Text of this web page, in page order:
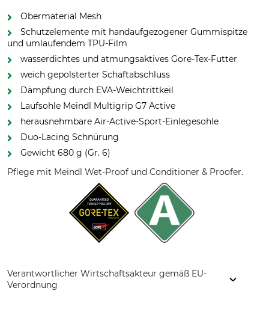
Obermaterial Mesh
Schutzelemente mit handaufgezogener Gummispitze
und umlaufendem TPU-Film
wasserdichtes und atmungsaktives Gore-Tex-Futter
weich gepolsterter Schaftabschluss
Dämpfung durch EVA-Weichtrittkeil
Laufsohle Meindl Multigrip G7 Active
herausnehmbare Air-Active-Sport-Einlegesohle
Duo-Lacing Schnürung
Gewicht 680 g (Gr. 6)
Pflege mit Meindl Wet-Proof und Conditioner & Proofer.
Verantwortlicher Wirtschaftsakteur gemäß EU-
Verordnung